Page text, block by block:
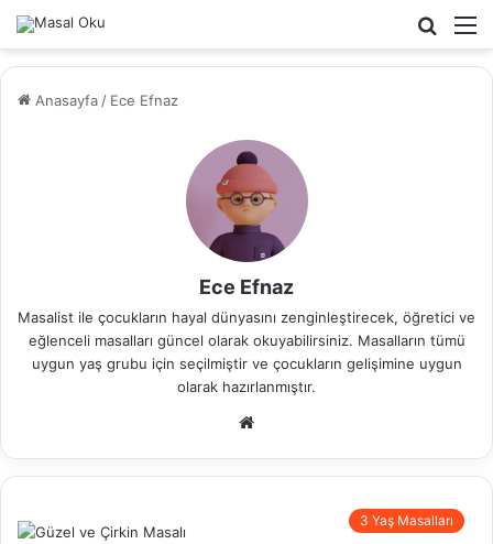
Arama
Anasayfa / Ece Efnaz
Ece Efnaz
Masalist ile çocukların hayal dünyasını zenginleştirecek, öğretici ve
eğlenceli masalları güncel olarak okuyabilirsiniz. Masalların tümü
uygun yaş grubu için seçilmiştir ve çocukların gelişimine uygun
olarak hazırlanmıştır.
sit
3 Yaş Masalları